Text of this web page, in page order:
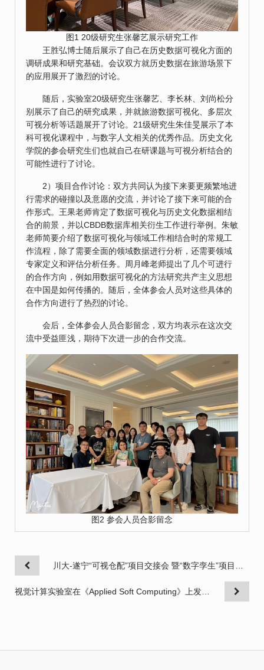
图1 20级研究生张馨艺展示研究工作
王胜弘博士随后展示了自己在历史数据可视化方面的
调研成果和研究基础。会议双方就历史数据在旅游场景下
的应用展开了激烈的讨论。
随后，实验室20级研究生张馨艺、李长林、刘尚松分
别展示了自己的研究成果，并就旅游数据可视化、多层次
可视分析等话题展开了讨论。21级研究生朱佳旻展示了本
科可视化课程中，与数字人文相关的优秀作品。历史文化
学院的参会研究生们也就自己在研课题与可视分析结合的
可能性进行了讨论。
2）项目合作讨论：双方共同认为接下来要更频繁地进
行需求的碰撞以及意愿的交流，并讨论了接下来可能的合
作形式。王果老师肯定了数据可视化与历史文化数据相结
合的前景，并以CBDB数据库相关衍生工作进行举例。朱敏
老师简要介绍了数据可视化与领域工作相结合时的常规工
作流程，除了需要全面的领域数据进行分析，还需要领域
专家定义和评估分析任务。周月峰老师提出了几个可进行
的合作方向，例如用数据可视化的方法研究共产主义思想
在中国是如何传播的。随后，全体参会人员对这些具体的
合作方向进行了热烈的讨论。
会后，全体参会人员合影留念，双方均表示在这次交
流中受益匪浅，期待下次进一步的合作交流。
图2 参会人员合影留念